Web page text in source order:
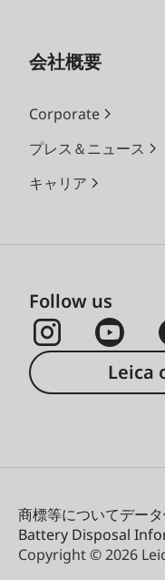
会社概要
Corporate
プレス＆ニュース
キャリア
Follow us
Leica
商標等についてデー
Battery Disposal
Copyright © 2026